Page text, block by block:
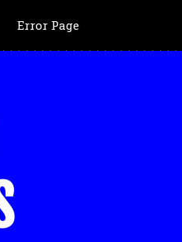
Error Page